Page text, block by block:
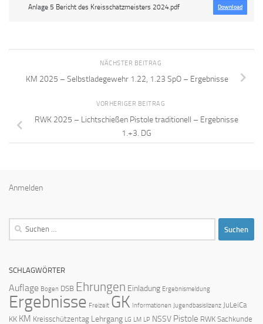
Anlage 5 Bericht des Kreisschatzmeisters 2024.pdf Download
NÄCHSTER BEITRAG
KM 2025 – Selbstladegewehr 1.22, 1.23 SpO – Ergebnisse
VORHERIGER BEITRAG
RWK 2025 – Lichtschießen Pistole traditionell – Ergebnisse
1.+3. DG
Anmelden
Suchen
SCHLAGWÖRTER
Auflage Bogen DSB Ehrungen Einladung Ergebnismeldung
Ergebnisse Freizeit GK Informationen Jugendbasislizenz JuLeiCa
KK KM Kreisschützentag Lehrgang LG LM LP NSSV Pistole RWK Sachkunde